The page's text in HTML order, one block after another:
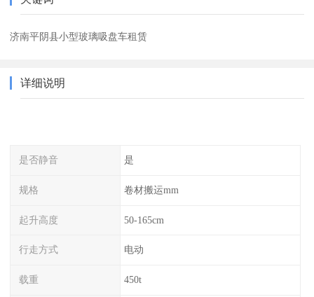
济南平阴县小型玻璃吸盘车租赁
详细说明
是否静音 是
规格 卷材搬运mm
起升高度 50-165cm
行走方式 电动
载重 450t